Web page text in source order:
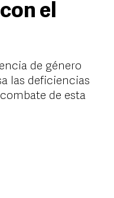
el
de género
las deficiencias
de esta